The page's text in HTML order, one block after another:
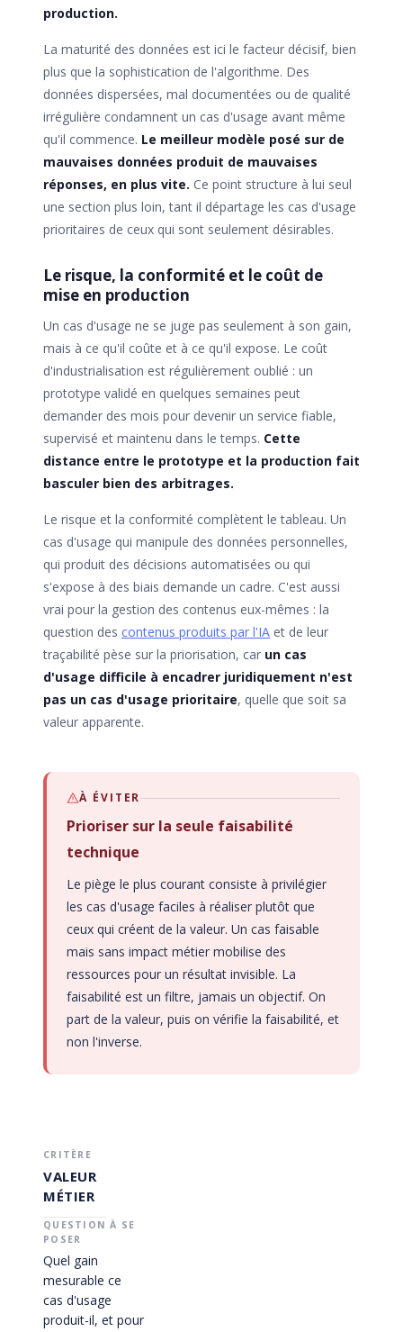
production.
La maturité des données est ici le facteur décisif, bien
plus que la sophistication de l'algorithme. Des
données dispersées, mal documentées ou de qualité
irrégulière condamnent un cas d'usage avant même
qu'il commence. Le meilleur modèle posé sur de
mauvaises données produit de mauvaises
réponses, en plus vite. Ce point structure à lui seul
une section plus loin, tant il départage les cas d'usage
prioritaires de ceux qui sont seulement désirables.
Le risque, la conformité et le coût de
mise en production
Un cas d'usage ne se juge pas seulement à son gain,
mais à ce qu'il coûte et à ce qu'il expose. Le coût
d'industrialisation est régulièrement oublié : un
prototype validé en quelques semaines peut
demander des mois pour devenir un service fiable,
supervisé et maintenu dans le temps. Cette
distance entre le prototype et la production fait
basculer bien des arbitrages.
Le risque et la conformité complètent le tableau. Un
cas d'usage qui manipule des données personnelles,
qui produit des décisions automatisées ou qui
s'expose à des biais demande un cadre. C'est aussi
vrai pour la gestion des contenus eux-mêmes : la
question des contenus produits par l'IA et de leur
traçabilité pèse sur la priorisation, car un cas
d'usage difficile à encadrer juridiquement n'est
pas un cas d'usage prioritaire, quelle que soit sa
valeur apparente.
À ÉVITER
Prioriser sur la seule faisabilité
technique
Le piège le plus courant consiste à privilégier
les cas d'usage faciles à réaliser plutôt que
ceux qui créent de la valeur. Un cas faisable
mais sans impact métier mobilise des
ressources pour un résultat invisible. La
faisabilité est un filtre, jamais un objectif. On
part de la valeur, puis on vérifie la faisabilité, et
non l'inverse.
VALEUR
MÉTIER
Quel gain
mesurable ce
cas d'usage
produit-il, et pour